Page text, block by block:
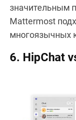
значительным
Mattermost
многоязычных
6. HipChat